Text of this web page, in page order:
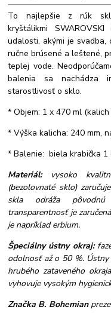
To najlepšie z rúk
kryštálikmi
udalosti, akými je svadba,
ručne brúsené a leštené,
teplej vode.
balenia sa nachádza
starostlivosť o sklo.
* Objem: 1 x 470 ml
* Výška kalicha: 240 mm,
* Balenie: biela krabička 1
Materiál:
vysoko
(bezolovnaté sklo)
skla odráža
transparentnosť je
je napríklad erbium.
Špeciálny ústny okraj:
odolnosť až o 50 %.
hrubého zataveného
vyhovuje vysokým
Značka B. Bohemian